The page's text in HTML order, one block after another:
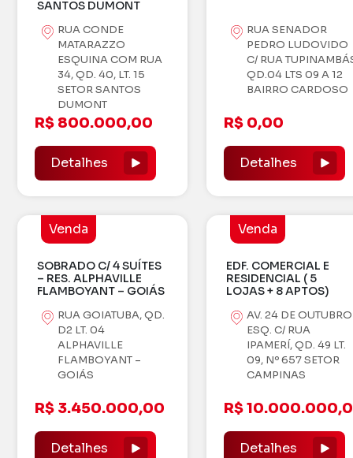
SANTOS DUMONT
RUA CONDE
MATARAZZO
ESQUINA COM RUA
34, QD. 40, LT. 15
SETOR SANTOS
DUMONT
R$ 800.000,00
Detalhes
RUA SENADOR
PEDRO LUDOVIDO
C/ RUA
QD.04 LTS 09 A 12
BAIRRO CARDOSO
R$ 0,00
Detalhes
Venda
SOBRADO C/ 4 SUÍTES
– RES. ALPHAVILLE
FLAMBOYANT – GOIÁS
RUA GOIATUBA, QD.
D2 LT. 04
ALPHAVILLE
FLAMBOYANT –
GOIÁS
R$ 3.450.000,00
Detalhes
Venda
EDF. COMERCIAL E
RESIDENCIAL ( 5
LOJAS + 8 APTOS)
AV. 24 DE OUTUBRO
ESQ. C/ RUA
IPAMERÍ, QD. 49 LT.
09, Nº 657 SETOR
CAMPINAS
R$
Detalhes